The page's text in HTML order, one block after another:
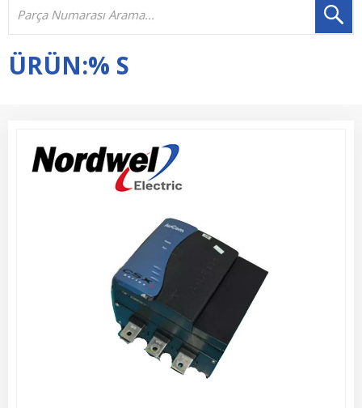
ÜRÜN:% S